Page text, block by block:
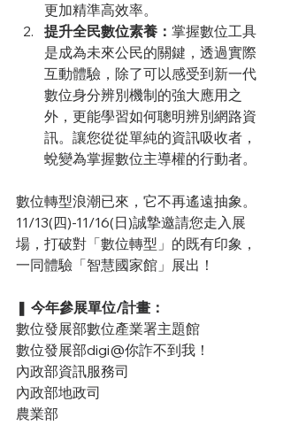
更加精準高效率。
提升全民數位素養： 掌握數位工具
是成為未來公民的關鍵，透過實際
互動體驗，除了可以感受到新一代
數位身分辨別機制的強大應用之
外，更能學習如何聰明辨別網路資
訊。讓您從從單純的資訊吸收者，
蛻變為掌握數位主導權的行動者。
數位轉型浪潮已來，它不再遙遠抽象。
11/13(四)-11/16(日)誠摯邀請您走入展
場，打破對「數位轉型」的既有印象，
一同體驗「智慧國家館」展出！
❚ 今年參展單位/計畫：
數位發展部數位產業署主題館
數位發展部digi@你詐不到我！
內政部資訊服務司
內政部地政司
農業部